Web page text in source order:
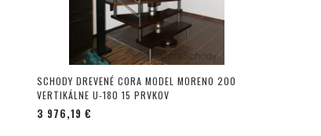
SCHODY DREVENÉ CORA MODEL MORENO 200
VERTIKÁLNE U-180 15 PRVKOV
3 976,19 €